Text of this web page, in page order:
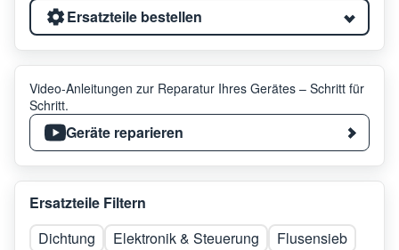
Ersatzteile bestellen
Video-Anleitungen zur Reparatur Ihres Gerätes – Schritt für
Schritt.
Geräte reparieren
Ersatzteile Filtern
Dichtung
Elektronik & Steuerung
Flusensieb